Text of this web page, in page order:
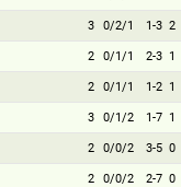
3 0/2/1 1-3 2
2 0/1/1 2-3 1
2 0/1/1 1-2 1
3 0/1/2 1-7 1
2 0/0/2 3-5 0
2 0/0/2 2-7 0